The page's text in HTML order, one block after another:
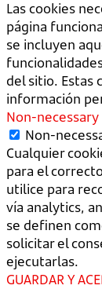
Las cookies
página
se incluyen
del sitio. Estas
información
Non-necessary
Non-
Cualquier
para el
utilice para
vía analytics,
se definen
solicitar el
ejecutarlas.
GUARDAR Y